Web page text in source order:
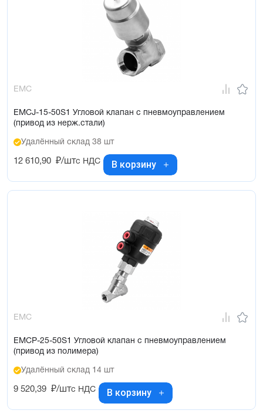
EMC
EMCJ-15-50S1 Угловой клапан с пневмоуправлением
(привод из нерж.стали)
Удалённый склад 38 шт
12 610,90 ₽/штс НДС В корзину
EMC
EMCP-25-50S1 Угловой клапан с пневмоуправлением
(привод из полимера)
Удалённый склад 14 шт
9 520,39 ₽/штс НДС В корзину